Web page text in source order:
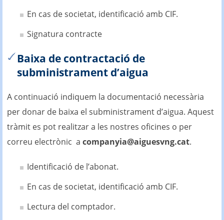
En cas de societat, identificació amb CIF.
Signatura contracte
Baixa de contractació de
subministrament d’aigua
A continuació indiquem la documentació necessària
per donar de baixa el subministrament d’aigua. Aquest
tràmit es pot realitzar a les nostres oficines o per
correu electrònic a companyia@aiguesvng.cat.
Identificació de l’abonat.
En cas de societat, identificació amb CIF.
Lectura del comptador.